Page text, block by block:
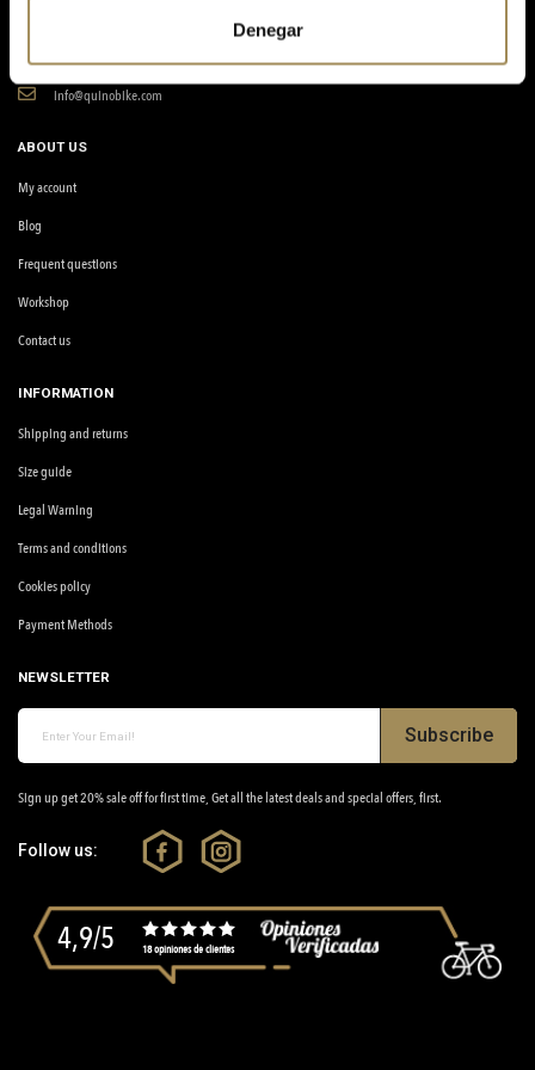
Denegar
Avinguda de la Llibertat, 2, 03610, Petrer, Alicante.
info@quinobike.com
ABOUT US
My account
Blog
Frequent questions
Workshop
Contact us
INFORMATION
Shipping and returns
Size guide
Legal Warning
Terms and conditions
Cookies policy
Payment Methods
NEWSLETTER
Subscribe
Sign up get 20% sale off for first time, Get all the latest deals and special offers, first.
Follow us:
4,9/5 18 opiniones de clientes